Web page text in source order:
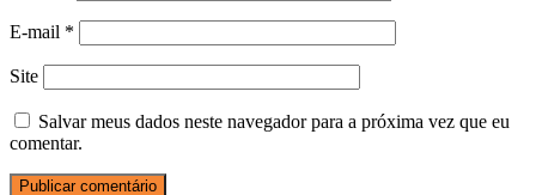
E-mail *
Site
Salvar meus dados neste navegador para a próxima vez que eu
comentar.